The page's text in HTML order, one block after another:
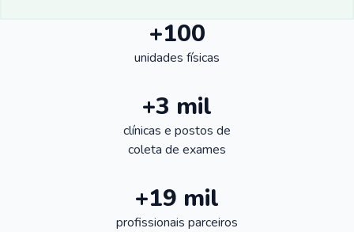
+100
unidades físicas
+3 mil
clínicas e postos de
coleta de exames
+19 mil
profissionais parceiros